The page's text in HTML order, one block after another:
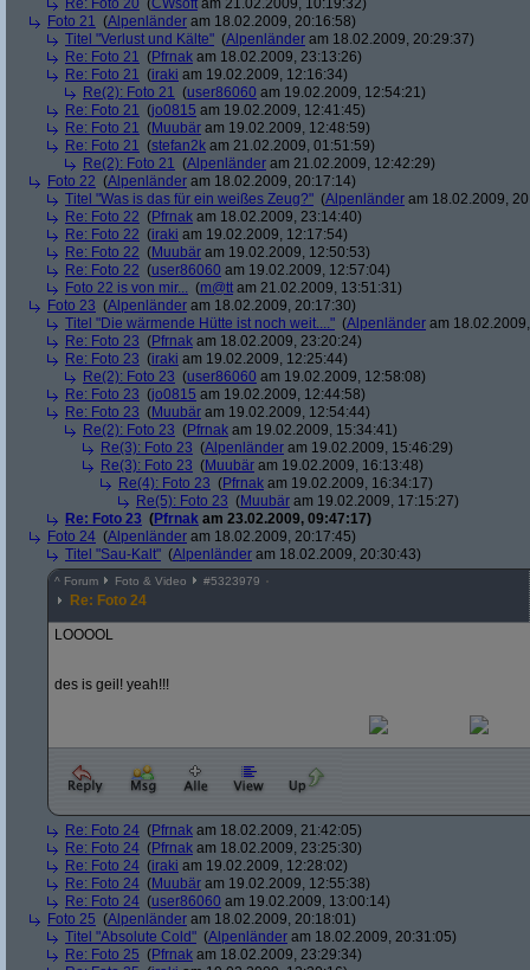
Re: Foto 20 (CWsoft am 21.02.2009, 10:19:32)
Foto 21 (Alpenländer am 18.02.2009, 20:16:58)
Titel "Verlust und Kälte" (Alpenländer am 18.02.2009, 20:29:37)
Re: Foto 21 (Pfrnak am 18.02.2009, 23:13:26)
Re: Foto 21 (iraki am 19.02.2009, 12:16:34)
Re(2): Foto 21 (user86060 am 19.02.2009, 12:54:21)
Re: Foto 21 (jo0815 am 19.02.2009, 12:41:45)
Re: Foto 21 (Muubär am 19.02.2009, 12:48:59)
Re: Foto 21 (stefan2k am 21.02.2009, 01:51:59)
Re(2): Foto 21 (Alpenländer am 21.02.2009, 12:42:29)
Foto 22 (Alpenländer am 18.02.2009, 20:17:14)
Titel "Was is das für ein weißes Zeug?" (Alpenländer am 18.02.2009,
Re: Foto 22 (Pfrnak am 18.02.2009, 23:14:40)
Re: Foto 22 (iraki am 19.02.2009, 12:17:54)
Re: Foto 22 (Muubär am 19.02.2009, 12:50:53)
Re: Foto 22 (user86060 am 19.02.2009, 12:57:04)
Foto 22 is von mir... (m@tt am 21.02.2009, 13:51:31)
Foto 23 (Alpenländer am 18.02.2009, 20:17:30)
Titel "Die wärmende Hütte ist noch weit...." (Alpenländer am
Re: Foto 23 (Pfrnak am 18.02.2009, 23:20:24)
Re: Foto 23 (iraki am 19.02.2009, 12:25:44)
Re(2): Foto 23 (user86060 am 19.02.2009, 12:58:08)
Re: Foto 23 (jo0815 am 19.02.2009, 12:44:58)
Re: Foto 23 (Muubär am 19.02.2009, 12:54:44)
Re(2): Foto 23 (Pfrnak am 19.02.2009, 15:34:41)
Re(3): Foto 23 (Alpenländer am 19.02.2009, 15:46:29)
Re(3): Foto 23 (Muubär am 19.02.2009, 16:13:48)
Re(4): Foto 23 (Pfrnak am 19.02.2009, 16:34:17)
Re(5): Foto 23 (Muubär am 19.02.2009, 17:15:27)
Re: Foto 23 (Pfrnak am 23.02.2009, 09:47:17)
Foto 24 (Alpenländer am 18.02.2009, 20:17:45)
Titel "Sau-Kalt" (Alpenländer am 18.02.2009, 20:30:43)
^ Forum Foto & Video #5323979
Re: Foto 24
LOOOOL
des is geil! yeah!!!
Re: Foto 24 (Pfrnak am 18.02.2009, 21:42:05)
Re: Foto 24 (Pfrnak am 18.02.2009, 23:25:30)
Re: Foto 24 (iraki am 19.02.2009, 12:28:02)
Re: Foto 24 (Muubär am 19.02.2009, 12:55:38)
Re: Foto 24 (user86060 am 19.02.2009, 13:00:14)
Foto 25 (Alpenländer am 18.02.2009, 20:18:01)
Titel "Absolute Cold" (Alpenländer am 18.02.2009, 20:31:05)
Re: Foto 25 (Pfrnak am 18.02.2009, 23:29:34)